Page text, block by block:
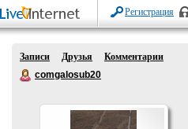
Регистрация
Записи Друзья
Комментарии
comgalosub20